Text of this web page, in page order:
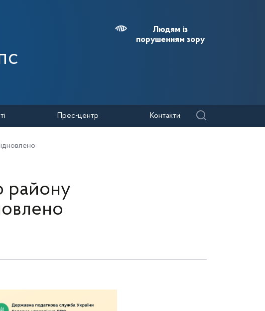
Людям із
порушенням зору
Прес-центр Контакти
району